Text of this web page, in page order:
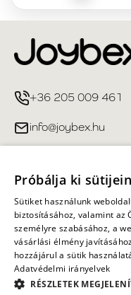
+36 205 009 461
info@joybex.hu
Fiókom
Információ
Minden jog
Próbálja ki
Sütiket használunk
biztosításához, valamint az
személyre szabásához, a
vásárlási élmény
hozzájárul a sütik
Adatvédelmi irányelvek
RÉSZLETEK